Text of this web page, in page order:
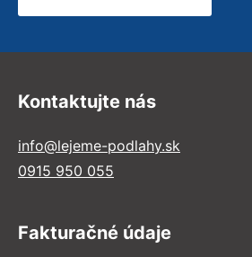
Kontaktujte nás
info@lejeme-podlahy.sk
0915 950 055
Fakturačné údaje